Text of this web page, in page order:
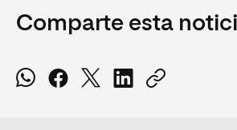
Comparte esta